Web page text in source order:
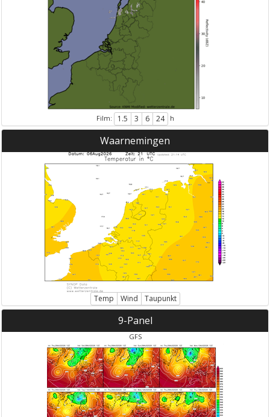
Film: 1.5 3 6 24 h
Waarnemingen
Temp Wind Taupunkt
9-Panel
GFS